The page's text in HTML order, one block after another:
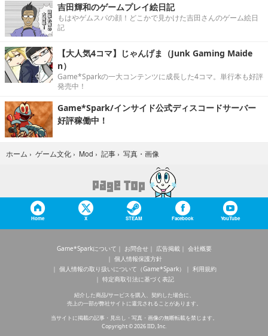
吉田輝和のゲームプレイ絵日記
もはやゲムスパの顔！どこかで見かけた吉田さんのゲーム絵日
記
【大人気4コマ】じゃんげま（Junk Gaming Maide
n）
Game*Sparkの一大コンテンツに成長した4コマ。単行本も好評
発売中！
Game*Spark/インサイド公式ディスコードサーバー
好評稼働中！
ホーム › ゲーム文化 › Mod › 記事 › 写真・画像
Home X STEAM Facebook YouTube
Game*Sparkについて お問合せ 広告掲載
会社概要
個人情報保護方針
個人情報の取り扱いについて（Game*Spark）
利用規約
特定商取引法に基づく表記
紹介した商品/サービスを購入、契約した場合に、
売上の一部が弊社サイトに還元されることがあります。
当サイトに掲載の記事・見出し・写真・画像の無断転載を禁じます。
Copyright © 2026 IID, Inc.